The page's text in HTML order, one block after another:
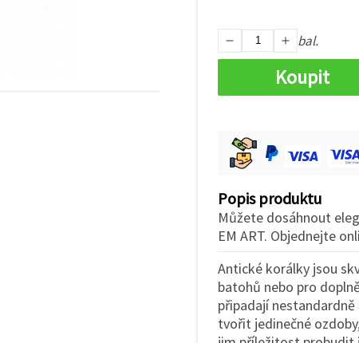
bal.
Koupit
Popis produktu
Můžete dosáhnout
EM ART. Objednejte
Antické korálky jsou
batohů nebo pro
připadají
tvořit jedinečné